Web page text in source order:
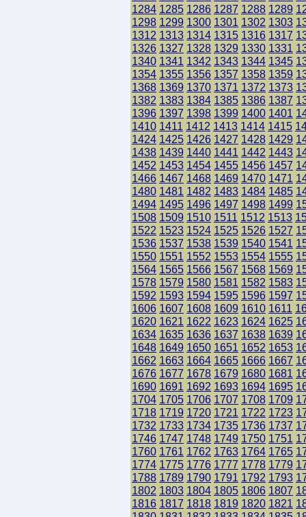
1284 1285 1286 1287 1288 1289
1298 1299 1300 1301 1302 1303
1312 1313 1314 1315 1316 1317
1326 1327 1328 1329 1330 1331
1340 1341 1342 1343 1344 1345
1354 1355 1356 1357 1358 1359
1368 1369 1370 1371 1372 1373
1382 1383 1384 1385 1386 1387
1396 1397 1398 1399 1400 1401
1410 1411 1412 1413 1414 1415
1424 1425 1426 1427 1428 1429
1438 1439 1440 1441 1442 1443
1452 1453 1454 1455 1456 1457
1466 1467 1468 1469 1470 1471
1480 1481 1482 1483 1484 1485
1494 1495 1496 1497 1498 1499
1508 1509 1510 1511 1512 1513
1522 1523 1524 1525 1526 1527
1536 1537 1538 1539 1540 1541
1550 1551 1552 1553 1554 1555
1564 1565 1566 1567 1568 1569
1578 1579 1580 1581 1582 1583
1592 1593 1594 1595 1596 1597
1606 1607 1608 1609 1610 1611
1620 1621 1622 1623 1624 1625
1634 1635 1636 1637 1638 1639
1648 1649 1650 1651 1652 1653
1662 1663 1664 1665 1666 1667
1676 1677 1678 1679 1680 1681
1690 1691 1692 1693 1694 1695
1704 1705 1706 1707 1708 1709
1718 1719 1720 1721 1722 1723
1732 1733 1734 1735 1736 1737
1746 1747 1748 1749 1750 1751
1760 1761 1762 1763 1764 1765
1774 1775 1776 1777 1778 1779
1788 1789 1790 1791 1792 1793
1802 1803 1804 1805 1806 1807
1816 1817 1818 1819 1820 1821